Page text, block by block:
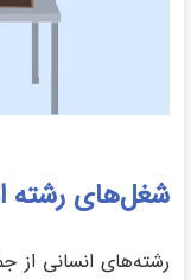
شغل‌های رشته
رشته‌های انسانی از